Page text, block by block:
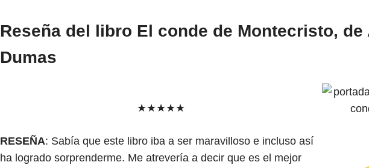
Reseña del libro El conde de Montecristo, de
Dumas
★★★★★
RESEÑA: Sabía que este libro iba a ser maravilloso e incluso así
ha logrado sorprenderme. Me atrevería a decir que es el mejor